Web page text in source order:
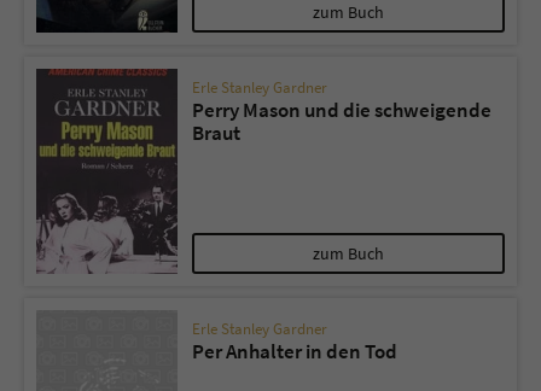
zum Buch
Erle Stanley Gardner
Perry Mason und die schweigende
Braut
zum Buch
Erle Stanley Gardner
Per Anhalter in den Tod